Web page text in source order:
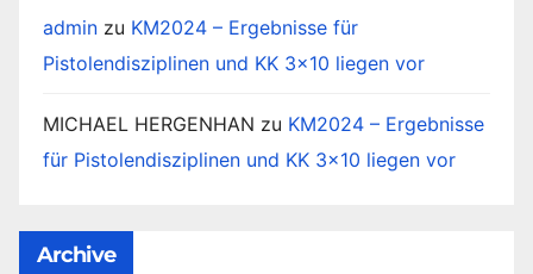
admin zu KM2024 – Ergebnisse für
Pistolendisziplinen und KK 3×10 liegen vor
MICHAEL HERGENHAN zu KM2024 – Ergebnisse
für Pistolendisziplinen und KK 3×10 liegen vor
Archive